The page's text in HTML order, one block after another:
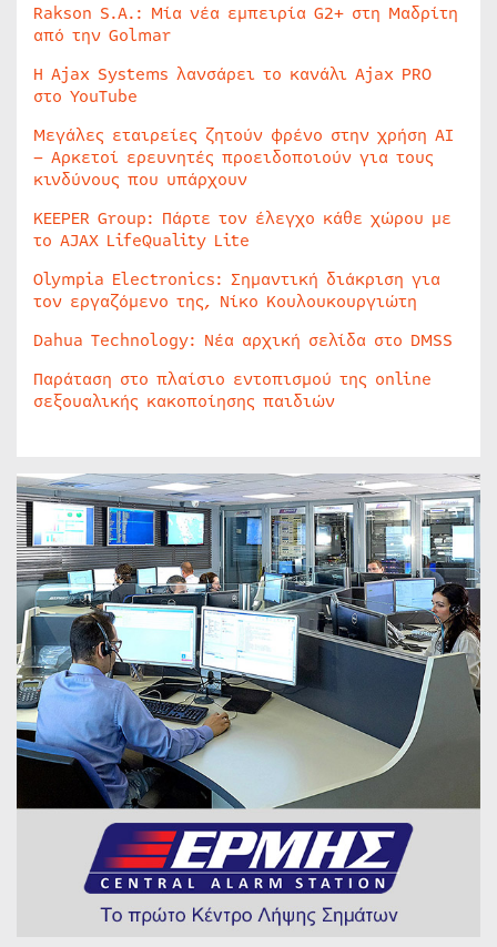
Rakson S.A.: Μία νέα εμπειρία G2+ στη Μαδρίτη
από την Golmar
Η Ajax Systems λανσάρει το κανάλι Ajax PRO
στο YouTube
Μεγάλες εταιρείες ζητούν φρένο στην χρήση AI
– Αρκετοί ερευνητές προειδοποιούν για τους
κινδύνους που υπάρχουν
KEEPER Group: Πάρτε τον έλεγχο κάθε χώρου με
το AJAX LifeQuality Lite
Olympia Electronics: Σημαντική διάκριση για
τον εργαζόμενο της, Νίκο Κουλουκουργιώτη
Dahua Technology: Νέα αρχική σελίδα στο DMSS
Παράταση στο πλαίσιο εντοπισμού της online
σεξουαλικής κακοποίησης παιδιών